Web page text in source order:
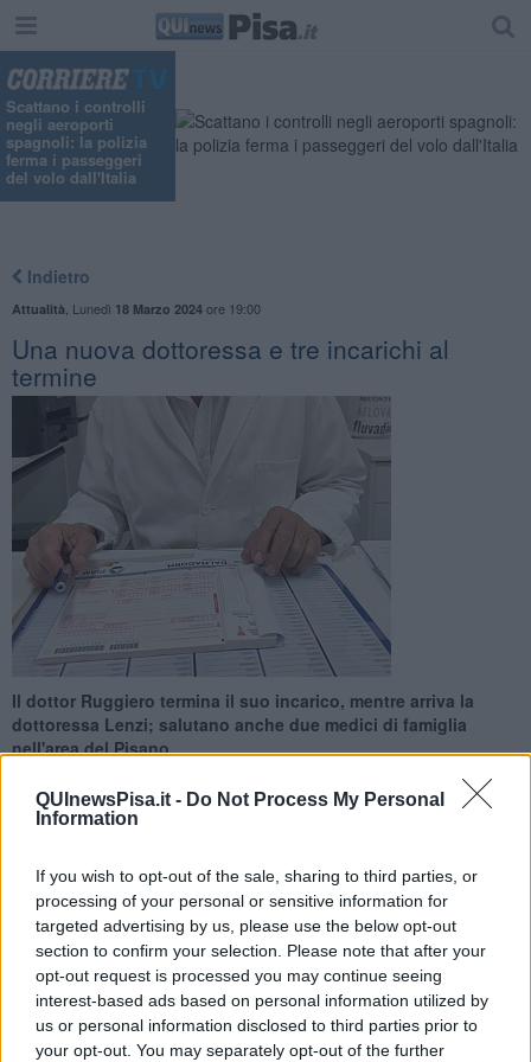
QUInewsPisa.it - Do Not Process My Personal
Information
If you wish to opt-out of the sale, sharing to third parties, or
processing of your personal or sensitive information for
targeted advertising by us, please use the below opt-out
section to confirm your selection. Please note that after your
opt-out request is processed you may continue seeing
interest-based ads based on personal information utilized by
us or personal information disclosed to third parties prior to
your opt-out. You may separately opt-out of the further
Scattano i controlli
negli aeroporti
spagnoli: la polizia
ferma i passeggeri
del volo dall'Italia
Indietro
Attualità Lunedì 18 Marzo 2024ore 19:00
Una nuova dottoressa e tre incarichi al
termine
Il dottor Ruggiero termina il suo incarico, mentre arriva la
dottoressa Lenzi; salutano anche due medici di famiglia
nell'area del Pisano
PONSACCO —Dal prossimo 27 Marzo, nell'ambito territoriale di
Ponsacco, prenderà servizio una nuova dottoressa come medica
di famiglia, ovveroBeatrice Lenzi.
Sempre a Ponsacco, dal prossimo 1° Aprile, terminerà invece
l'incarico del dottorGiuseppe Ruggiero.